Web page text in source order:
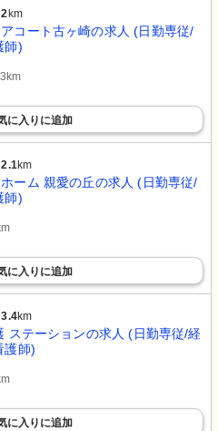
2 km
コート古ヶ崎の求人 (日勤専従/
師)
に入り に追加
2.1km
ーム 親愛の丘の求人 (日勤専従/
師)
に入り に追加
3.4km
ステーションの求人 (日勤専従/経
護師)
に入り に追加